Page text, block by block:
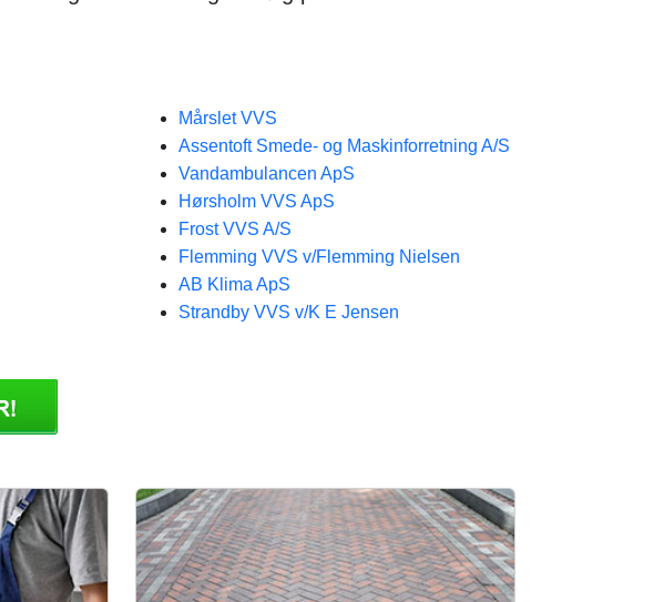
Mårslet VVS
Assentoft Smede- og Maskinforretning A/S
Vandambulancen ApS
Hørsholm VVS ApS
Frost VVS A/S
Flemming VVS v/Flemming Nielsen
AB Klima ApS
Strandby VVS v/K E Jensen